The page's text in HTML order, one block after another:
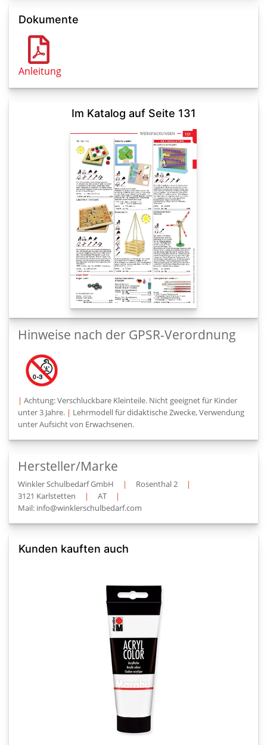
Dokumente
Anleitung
Im Katalog auf Seite 131
Hinweise nach der GPSR-Verordnung
| Achtung: Verschluckbare Kleinteile. Nicht geeignet für Kinder
unter 3 Jahre. | Lehrmodell für didaktische Zwecke, Verwendung
unter Aufsicht von Erwachsenen.
Hersteller/Marke
Winkler Schulbedarf GmbH | Rosenthal 2
|
3121 Karlstetten
| AT
|
Mail: info@winklerschulbedarf.com
Kunden kauften auch